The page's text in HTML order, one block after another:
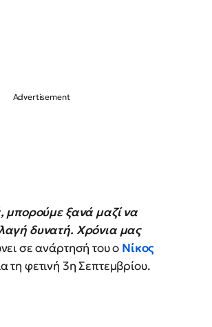
μπορούμε ξανά μαζί να
δυνατή. Χρόνια μας
σε ανάρτησή του ο Νίκος
τη φετινή 3η Σεπτεμβρίου.